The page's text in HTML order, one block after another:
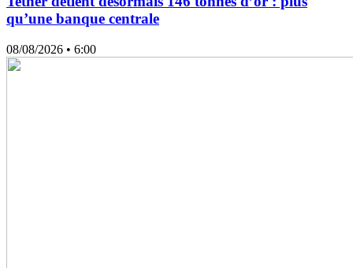
qu’une banque centrale
08/08/2026 • 6:00